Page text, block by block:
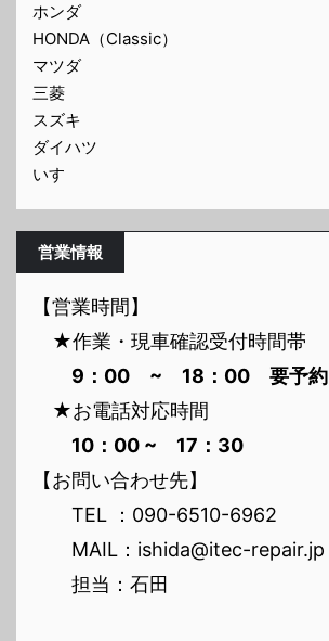
ホンダ
HONDA（Classic）
マツダ
三菱
スズキ
ダイハツ
いすゞ
営業情報
【営業時間】
★作業・現車確認受付時間帯
9：00 ~ 18：00 要予約
★お電話対応時間
10：00 ~ 17：30
【お問い合わせ先】
TEL ：090-6510-6962
MAIL：ishida@itec-repair.jp
担当：石田